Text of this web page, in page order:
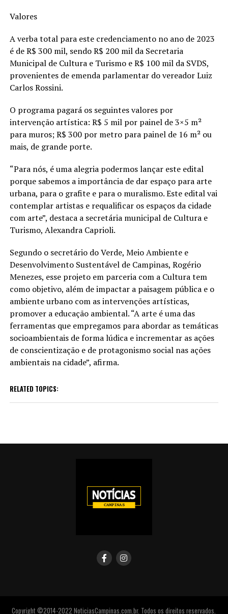
Valores
A verba total para este credenciamento no ano de 2023
é de R$ 300 mil, sendo R$ 200 mil da Secretaria
Municipal de Cultura e Turismo e R$ 100 mil da SVDS,
provenientes de emenda parlamentar do vereador Luiz
Carlos Rossini.
O programa pagará os seguintes valores por
intervenção artística: R$ 5 mil por painel de 3×5 m²
para muros; R$ 300 por metro para painel de 16 m² ou
mais, de grande porte.
“Para nós, é uma alegria podermos lançar este edital
porque sabemos a importância de dar espaço para arte
urbana, para o grafite e para o muralismo. Este edital vai
contemplar artistas e requalificar os espaços da cidade
com arte”, destaca a secretária municipal de Cultura e
Turismo, Alexandra Caprioli.
Segundo o secretário do Verde, Meio Ambiente e
Desenvolvimento Sustentável de Campinas, Rogério
Menezes, esse projeto em parceria com a Cultura tem
como objetivo, além de impactar a paisagem pública e o
ambiente urbano com as intervenções artísticas,
promover a educação ambiental. “A arte é uma das
ferramentas que empregamos para abordar as temáticas
socioambientais de forma lúdica e incrementar as ações
de conscientização e de protagonismo social nas ações
ambientais na cidade”, afirma.
RELATED TOPICS:
Copyright ©2014-2022 NoticiasCampinas.com.br. Todos os direitos reservados.